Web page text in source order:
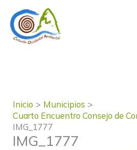
contenido
Inicio
Municipios
Cuarto Encuentro Consejo de
IMG_1777
IMG_1777